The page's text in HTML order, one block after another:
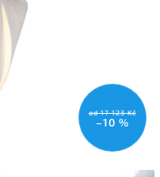
od 17 123 Kč
–10 %